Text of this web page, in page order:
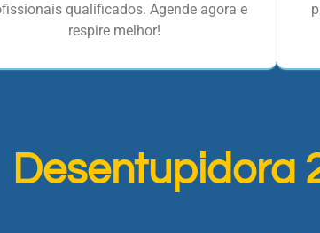
qualificados. Agende agora e
respire melhor!
Desentupidora